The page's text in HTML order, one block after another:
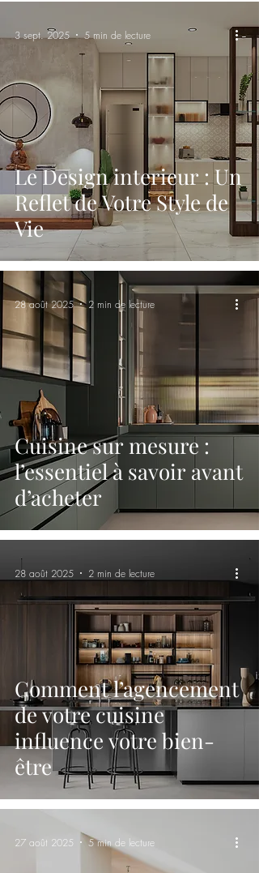
Le Design interieur : Un
Reflet de Votre Style de
Vie
3 sept. 2025 5 min de lecture
Cuisine sur mesure :
l’essentiel à savoir avant
d’acheter
28 août 2025 2 min de lecture
Comment l’agencement
de votre cuisine
influence votre bien-
être
28 août 2025 2 min de lecture
27 août 2025 5 min de lecture